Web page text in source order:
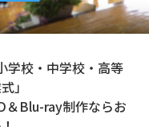
学校・中学校・高等
」
＆Blu-ray制作ならお